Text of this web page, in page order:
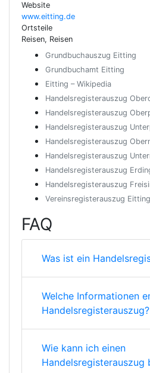
Website
www.eitting.de
Ortsteile
Reisen, Reisen
Grundbuchauszug Eitting
Grundbuchamt Eitting
Eitting – Wikipedia
Handelsregisterauszug
Handelsregisterauszug
Handelsregisterauszug
Handelsregisterauszug
Handelsregisterauszug
Handelsregisterauszug
Handelsregisterauszug
Vereinsregisterauszug Eitting
FAQ
Was ist ein
Welche Informationen
Handelsregisterauszug?
Wie kann ich einen
Handelsregisterauszug